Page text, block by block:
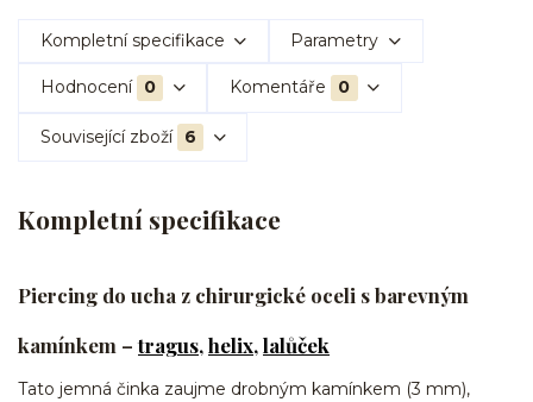
Kompletní specifikace Parametry
Hodnocení 0 Komentáře 0
Související zboží 6
Kompletní specifikace
Piercing do ucha z chirurgické oceli s barevným
kamínkem –tragus,helix,lalůček
Tato jemná činka zaujme drobným kamínkem (3 mm),